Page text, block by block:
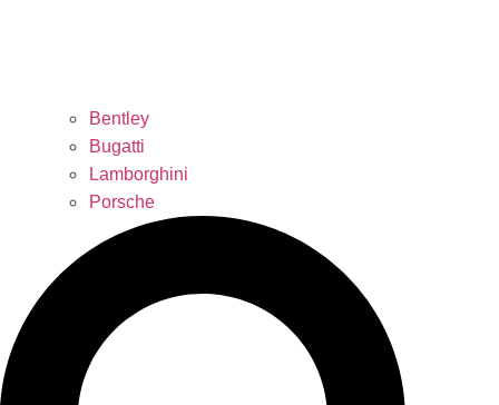
Bentley
Bugatti
Lamborghini
Porsche